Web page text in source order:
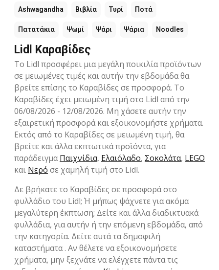
Ashwagandha Βιβλία Τυρί Ποτά
Πατατάκια Ψωμί Ψάρι Ψάρια Noodles
Lidl Καραβίδες
Το Lidl προσφέρει μια μεγάλη ποικιλία προϊόντων
σε μειωμένες τιμές και αυτήν την εβδομάδα θα
βρείτε επίσης το Καραβίδες σε προσφορά. Το
Καραβίδες έχει μειωμένη τιμή στο Lidl από την
06/08/2026 - 12/08/2026. Μη χάσετε αυτήν την
εξαιρετική προσφορά και εξοικονομήστε χρήματα.
Εκτός από το Καραβίδες σε μειωμένη τιμή, θα
βρείτε και άλλα εκπτωτικά προϊόντα, για
παράδειγμαΠαιχνίδια, Ελαιόλαδο, Σοκολάτα, LEGO
και Νερό σε χαμηλή τιμή στο Lidl.
Δε βρήκατε το Καραβίδες σε προσφορά στο
φυλλάδιο του Lidl; Ή μήπως ψάχνετε για ακόμα
μεγαλύτερη έκπτωση; Δείτε και άλλα διαδικτυακά
φυλλάδια, για αυτήν ή την επόμενη εβδομάδα, από
την κατηγορία. Δείτε αυτά τα δημοφιλή
καταστήματα . Αν θέλετε να εξοικονομήσετε
χρήματα, μην ξεχνάτε να ελέγχετε πάντα τις